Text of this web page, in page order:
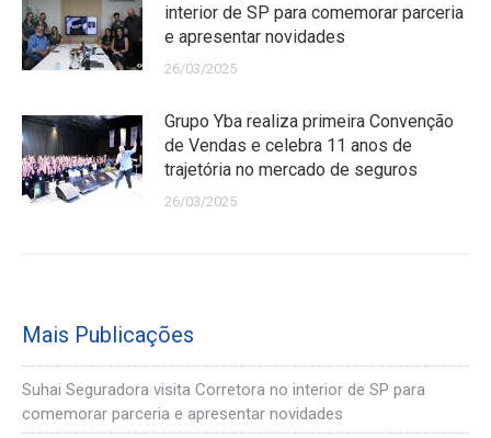
interior de SP para comemorar parceria
e apresentar novidades
26/03/2025
Grupo Yba realiza primeira Convenção
de Vendas e celebra 11 anos de
trajetória no mercado de seguros
26/03/2025
Mais Publicações
Suhai Seguradora visita Corretora no interior de SP para
comemorar parceria e apresentar novidades